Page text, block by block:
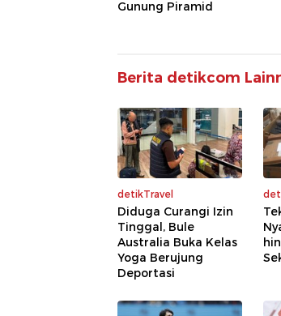
Gunung Piramid
Berita detikcom
detikTravel
Diduga Curangi Izin
Tinggal, Bule
Australia Buka Kelas
Yoga Berujung
Deportasi